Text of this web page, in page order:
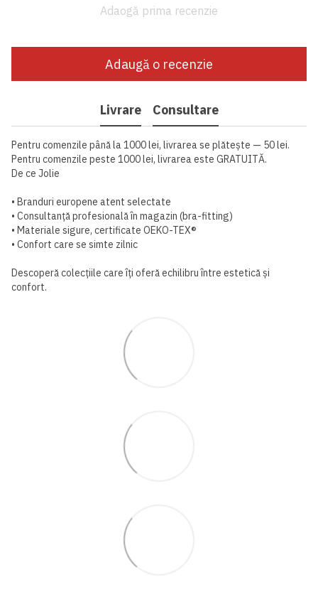
Adaogă prima recenzie
Adaugă o recenzie
Livrare Consultare
Pentru comenzile până la 1000 lei, livrarea se plătește — 50 lei.
Pentru comenzile peste 1000 lei, livrarea este GRATUITĂ.
De ce Jolie
• Branduri europene atent selectate
• Consultanță profesională în magazin (bra-fitting)
• Materiale sigure, certificate OEKO-TEX®
• Confort care se simte zilnic
Descoperă colecțiile care îți oferă echilibru între estetică și
confort.